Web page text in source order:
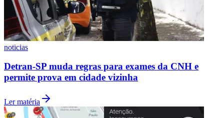
noticias
Detran-SP muda regras para exames da CNH e
permite prova em cidade vizinha
Ler matéria